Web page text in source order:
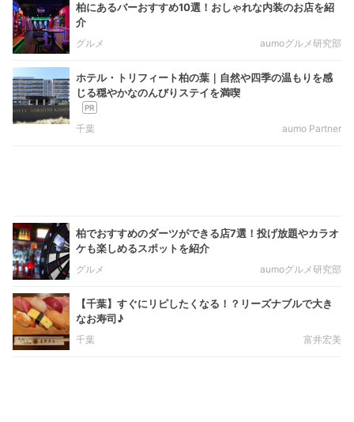
柏にあるバーおすすめ10選！おしゃれな内装のお店を紹
介
グルメ aumoグルメ研究部
ホテル・トリフィート柏の葉｜自然や四季の温もりを感
じる穏やかなのんびりステイを満喫
千葉 aumo Partner
柏でおすすめのダーツができる店7選！投げ放題やカラオ
ケも楽しめるスポットを紹介
グルメ aumoグルメ研究部
【千葉】すぐにリピしたくなる！？リーズナブルで大き
なお寿司♪
千葉 富井宏美